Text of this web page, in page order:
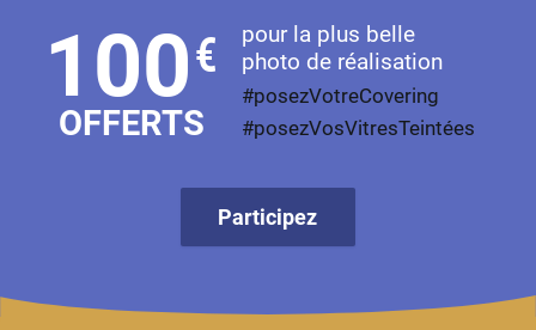
100€
OFFERTS
pour la plus belle
photo de réalisation
#posezVotreCovering
#posezVosVitresTeintées
Participez